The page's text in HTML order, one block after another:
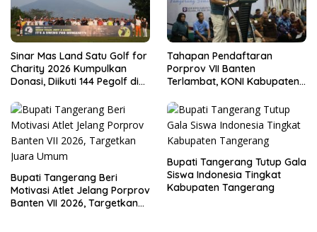
Sinar Mas Land Satu Golf for
Charity 2026 Kumpulkan
Donasi, Diikuti 144 Pegolf di
Tahapan Pendaftaran
Porprov VII Banten
Terlambat, KONI Kabupaten
Kesiapan Panitia
Bupati Tangerang Beri
Motivasi Atlet Jelang Porprov
Banten VII 2026, Targetkan
Bupati Tangerang Tutup Gala
Siswa Indonesia Tingkat
Kabupaten Tangerang